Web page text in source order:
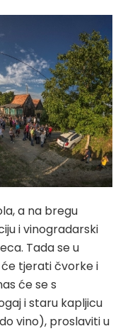
a na bregu
i vinogradarski
Tada se u
tjerati čvorke i
će se s
i staru kapljicu
vino), proslaviti u